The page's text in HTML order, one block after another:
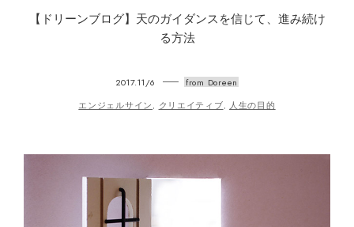
【ドリーンブログ】天のガイダンスを信じて、進み続け
る方法
2017.11/6 from Doreen
エンジェルサイン クリエイティブ 人生の目的